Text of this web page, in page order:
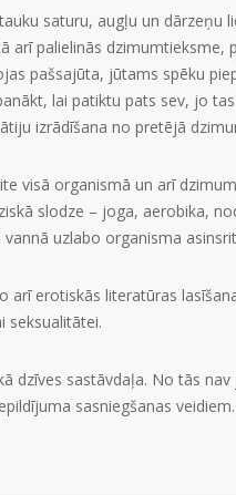
saturu, augļu un dārzeņu
arī palielinās dzimumtieksme,
pašsajūta, jūtams spēku
lai patiktu pats sev, jo
izrādīšana no pretējā
visā organismā un arī
slodze – joga, aerobika,
uzlabo organisma
arī erotiskās literatūras
seksualitātei.
dzīves sastāvdaļa. No tās
sasniegšanas veidiem.